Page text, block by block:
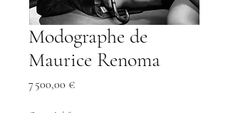
Modographe de
Maurice Renoma
7 500,00 €Prix